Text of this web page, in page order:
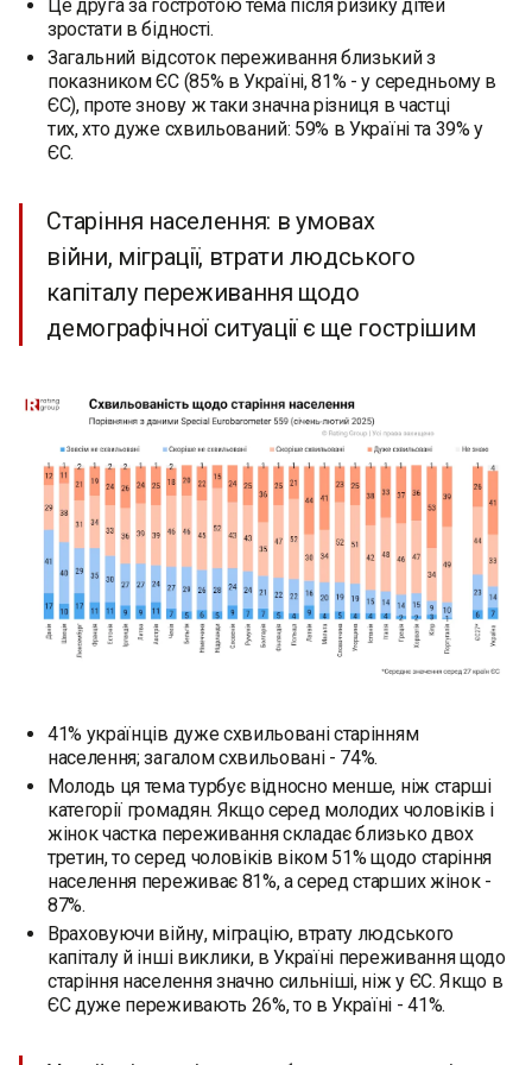
Це друга за гостротою тема після ризику дітей
зростати в бідності.
‍Загальний відсоток переживання близький з
показником ЄС (85% в Україні, 81% - у середньому в
ЄС), проте знову ж таки значна різниця в частці
тих, хто дуже схвильований: 59% в Україні та 39% у
ЄС.
Старіння населення: в умовах
війни, міграції, втрати людського
капіталу переживання щодо
демографічної ситуації є ще гострішим
41% українців дуже схвильовані старінням
населення; загалом схвильовані - 74%.
Молодь ця тема турбує відносно менше, ніж старші
категорії громадян. Якщо серед молодих чоловіків і
жінок частка переживання складає близько двох
третин, то серед чоловіків віком 51% щодо старіння
населення переживає 81%, а серед старших жінок -
87%.
Враховуючи війну, міграцію, втрату людського
капіталу й інші виклики, в Україні переживання щодо
старіння населення значно сильніші, ніж у ЄС. Якщо в
ЄС дуже переживають 26%, то в Україні - 41%.